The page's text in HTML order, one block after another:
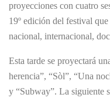
proyecciones con cuatro
19º edición del festival
nacional, internacional,
Esta tarde se proyectará
herencia”, “Sòl”, “Una
y “Subway”. La siguiente